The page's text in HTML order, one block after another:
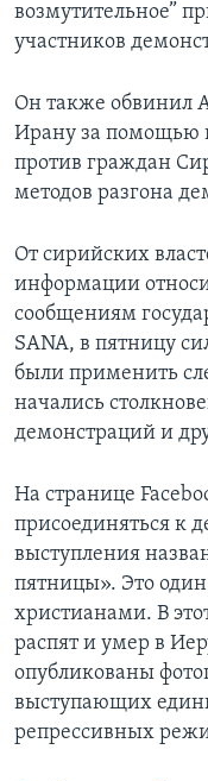
возмутительное”
участников
Он также обвинил
Ирану за помощью
против граждан
методов разгона
От сирийских
информации
сообщениям
SANA, в пятницу
были применить
начались
демонстраций и
На странице
присоединяться к
выступления
пятницы». Это
христианами. В
распят и умер в
опубликованы
выступающих
репрессивных